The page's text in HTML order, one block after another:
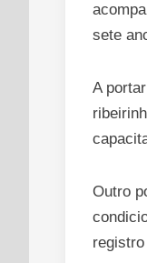
sete
A
Outro